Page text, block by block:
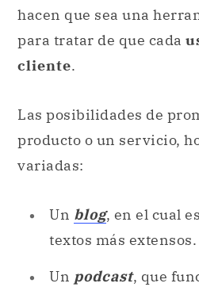
hacen que sea una
para tratar de que cada
cliente.
Las posibilidades de
producto o un servicio,
variadas:
Un blog, en el cual
textos más extensos.
Un podcast, que